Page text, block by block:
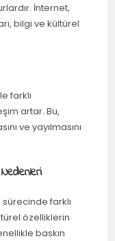
İnternet,
bilgi ve kültürel
farklı
artar. Bu,
ve yayılmasını
farklı
özelliklerin
baskın